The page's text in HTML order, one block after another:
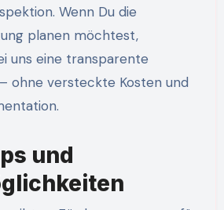
Wenn Du die
planen möchtest,
uns eine transparente
ohne versteckte Kosten und
und